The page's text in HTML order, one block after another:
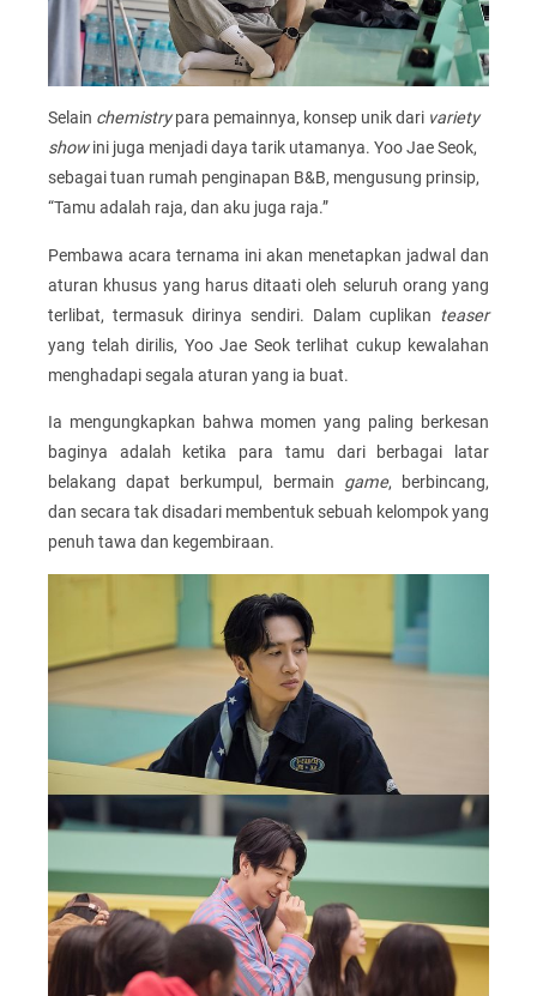
Selain chemistrypara pemainnya, konsep unik dari variety
showini juga menjadi daya tarik utamanya. Yoo Jae Seok,
sebagai tuan rumah penginapan B&B, mengusung prinsip,
“Tamu adalah raja, dan aku juga raja.”
Pembawa acara ternama ini akan menetapkan jadwal dan
aturan khusus yang harus ditaati oleh seluruh orang yang
terlibat, termasuk dirinya sendiri. Dalam cuplikan teaser
yang telah dirilis, Yoo Jae Seok terlihat cukup kewalahan
menghadapi segala aturan yang ia buat.
Ia mengungkapkan bahwa momen yang paling berkesan
baginya adalah ketika para tamu dari berbagai latar
belakang dapat berkumpul, bermain game, berbincang,
dan secara tak disadari membentuk sebuah kelompok yang
penuh tawa dan kegembiraan.